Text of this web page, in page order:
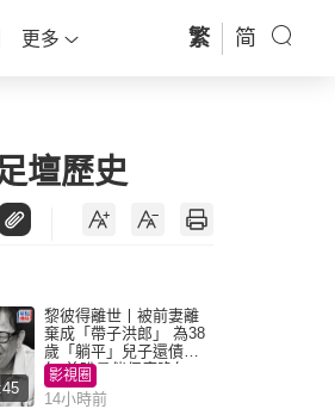
更多 繁 简
壇歷史
黎彼得離世丨被前妻離
棄成「帶子洪郎」 為38
歲「躺平」兒子還債多
年 曾盼尋伴侶度晚年
影視圈
14小時前